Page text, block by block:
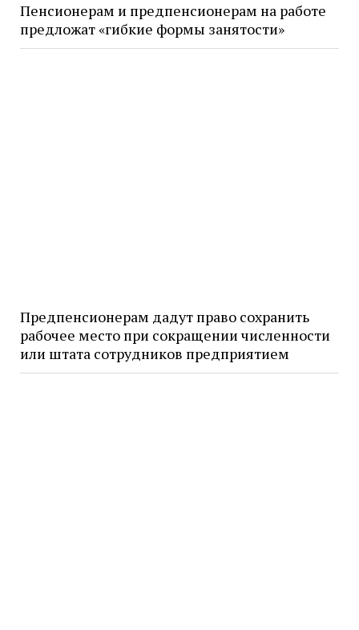
Пенсионерам и предпенсионерам на работе
предложат «гибкие формы занятости»
Предпенсионерам дадут право сохранить
рабочее место при сокращении численности
или штата сотрудников предприятием